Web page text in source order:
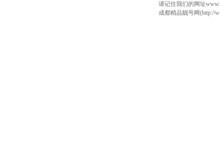
请记住我们的网址
成都精品靓号网(http://